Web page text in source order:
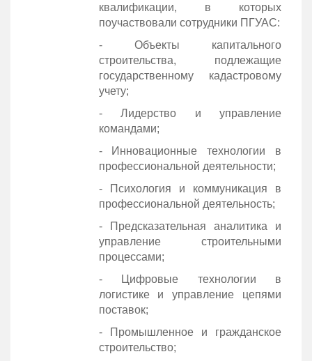
квалификации, в которых
поучаствовали сотрудники ПГУАС:
- Объекты капитального
строительства, подлежащие
государственному кадастровому
учету;
- Лидерство и управление
командами;
- Инновационные технологии в
профессиональной деятельности;
- Психология и коммуникация в
профессиональной деятельность;
- Предсказательная аналитика и
управление строительными
процессами;
- Цифровые технологии в
логистике и управление цепями
поставок;
- Промышленное и гражданское
строительство;